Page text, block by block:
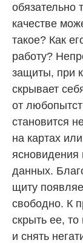
обязательно
качестве
такое? Как
работу?
защиты, при
скрывает
от
становится
на картах
ясновидения
данных.
щиту
свободно. К
скрыть ее, то
и снять